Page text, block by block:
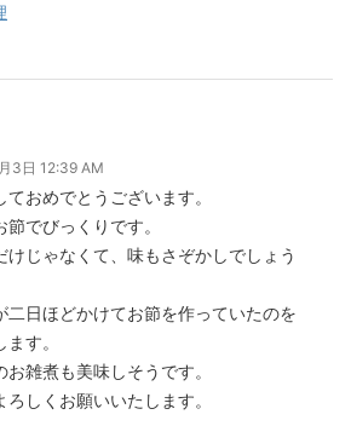
3日 12:39 AM
ておめでとうございます。
節でびっくりです。
けじゃなくて、味もさぞかしでしょう
二日ほどかけてお節を作っていたのを
す。
お雑煮も美味しそうです。
ろしくお願いいたします。